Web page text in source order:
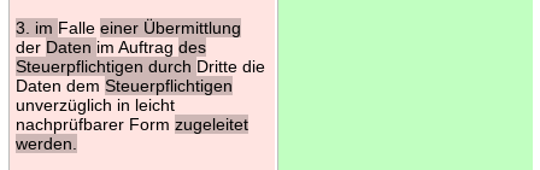
3. im Falle einer Übermittlung
der Daten im Auftrag des
Steuerpflichtigen durch Dritte die
Daten dem Steuerpflichtigen
unverzüglich in leicht
nachprüfbarer Form zugeleitet
werden.